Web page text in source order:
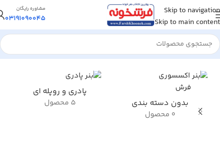
Skip to navigation
Skip to main content
مشاوره رایگان
03191090045
خانه/محصول کلکسیون فرش/وینا
بدون دسته بندی
0 محصول
پادری و روپله ای
5 محصول